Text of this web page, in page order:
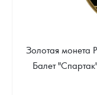
Золотая монета
Балет